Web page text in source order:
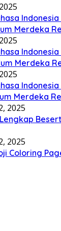
Indonesia
Merdeka
Indonesia
Merdeka
Indonesia
Merdeka
2025
2025
Coloring